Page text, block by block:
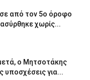
από τον 5ο όροφο
χωρίς...
ο Μητσοτάκης
υποσχέσεις για...